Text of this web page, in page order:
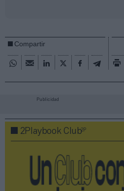
Compartir
Publicidad
2Playbook Club2P